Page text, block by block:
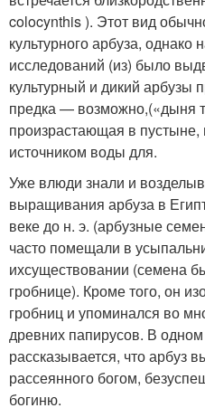
colocynthis ). Этот вид
культурного арбуза, однако
исследований (из) было
культурный и дикий арбузы
предка — возможно,(«дыня
произрастающая в
источником воды для.
Уже влюди знали и
выращивания арбуза в
веке до н. э. (арбузные
часто помещали в
ихсуществовании (семена
гробнице). Кроме того, он
гробниц и упоминался во
древних папирусов. В
рассказывается, что арбуз
рассеянного богом,
богиню.